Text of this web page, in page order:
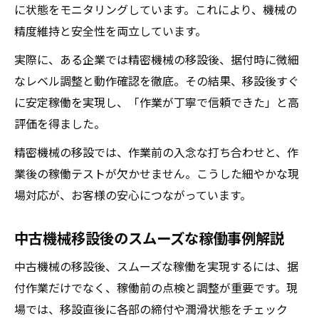
に状態をモニタリングしています。これにより、機械の
精度維持と安全性を両立しています。
実際に、ある企業では精密機械の移設後、据付時に微細
なレベル調整と動作確認を徹底。その結果、移設後すぐ
に安定稼働を実現し、「作業が丁寧で信頼できた」と高
評価を得ました。
精密機械の移設では、作業前の入念な打ち合わせと、作
業後の稼働テストが欠かせません。こうした細やかな現
場対応が、お客様の安心につながっています。
中古機械移設後のスムーズな稼働事例解説
中古機械の移設後、スムーズな稼働を実現するには、据
付作業だけでなく、稼働前の点検と調整が重要です。現
場では、移設直後に各部の締付や潤滑状態をチェック